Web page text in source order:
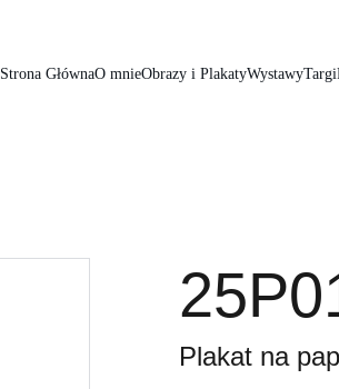
Strona GłównaO mnieObrazy i PlakatyWystawyTargi
Plakat na